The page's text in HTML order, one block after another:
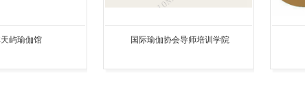
屿瑜伽馆 国际瑜伽协会导师培训学院